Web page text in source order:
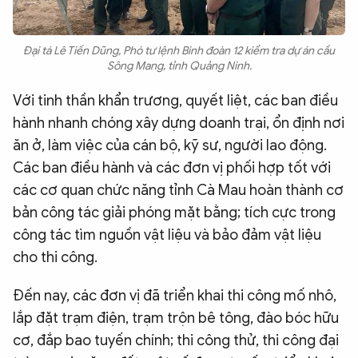
Đại tá Lê Tiến Dũng, Phó tư lệnh Binh đoàn 12 kiểm tra dự án cầu
Sông Mang, tỉnh Quảng Ninh.
Với tinh thần khẩn trương, quyết liệt, các ban điều
hành nhanh chóng xây dựng doanh trại, ổn định nơi
ăn ở, làm việc của cán bộ, kỹ sư, người lao động.
Các ban điều hành và các đơn vị phối hợp tốt với
các cơ quan chức năng tỉnh Cà Mau hoàn thành cơ
bản công tác giải phóng mặt bằng; tích cực trong
công tác tìm nguồn vật liệu và bảo đảm vật liệu
cho thi công.
Đến nay, các đơn vị đã triển khai thi công mố nhô,
lắp đặt trạm điện, trạm trộn bê tông, đào bóc hữu
cơ, đắp bao tuyến chính; thi công thử, thi công đại